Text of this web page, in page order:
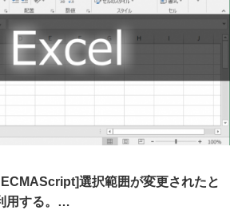
選択範囲が変更されたと
用する。…